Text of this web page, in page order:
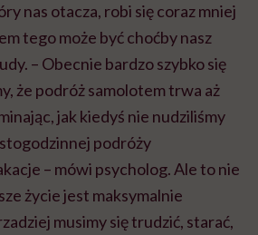
nas otacza, robi się coraz mniej
tego może być choćby nasz
– Obecnie bardzo szybko się
że podróż samolotem trwa aż
jak kiedyś nie nudziliśmy
podróży
– mówi psycholog. Ale to nie
życie jest maksymalnie
musimy się trudzić, starać,